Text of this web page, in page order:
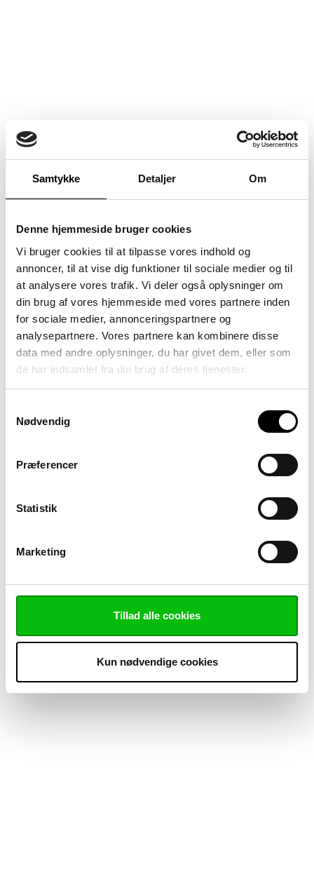
Samtykke Detaljer Om
Denne hjemmeside bruger cookies
Vi bruger cookies til at tilpasse vores indhold og
annoncer, til at vise dig funktioner til sociale medier og til
at analysere vores trafik. Vi deler også oplysninger om
din brug af vores hjemmeside med vores partnere inden
for sociale medier, annonceringspartnere og
analysepartnere. Vores partnere kan kombinere disse
data med andre oplysninger, du har givet dem, eller som
de har indsamlet fra din brug af deres tjenester.
Nødvendig
Præferencer
Statistik
Marketing
Tillad alle cookies
Kun nødvendige cookies